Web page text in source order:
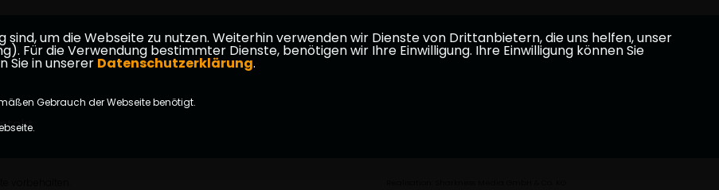
um die Webseite zu nutzen. Weiterhin verwenden wir Dienste von Drittanbietern, die uns helfen, unser
Für die Verwendung bestimmter Dienste, benötigen wir Ihre Einwilligung. Ihre Einwilligung können Sie
Sie in unserer Datenschutzerklärung.
Gebrauch der Webseite benötigt.